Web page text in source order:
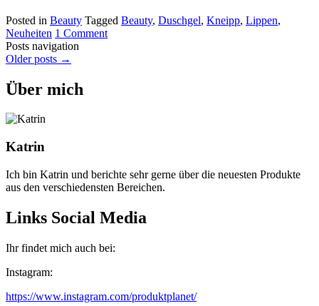
Posted in Beauty Tagged Beauty, Duschgel, Kneipp, Lippen,
Neuheiten 1 Comment
Posts navigation
Older posts →
Über mich
Katrin
Ich bin Katrin und berichte sehr gerne über die neuesten Produkte
aus den verschiedensten Bereichen.
Links Social Media
Ihr findet mich auch bei:
Instagram:
https://www.instagram.com/produktplanet/